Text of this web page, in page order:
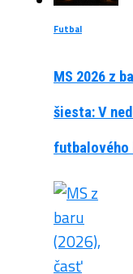
Futbal
MS 2026 z
šiesta: V
futbalového